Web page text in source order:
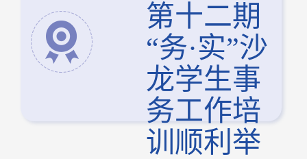
第十二期
“务·实”沙
龙学生事
务工作培
训顺利举